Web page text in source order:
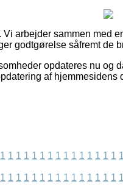
arbejder sammen med
godtgørelse såfremt de
opdateres nu og
af hjemmesidens
1 1 1 1 1 1 1 1 1 1 1 1 1 1 1 1
1 1 1 1 1 1 1 1 1 1 1 1 1 1 1 1